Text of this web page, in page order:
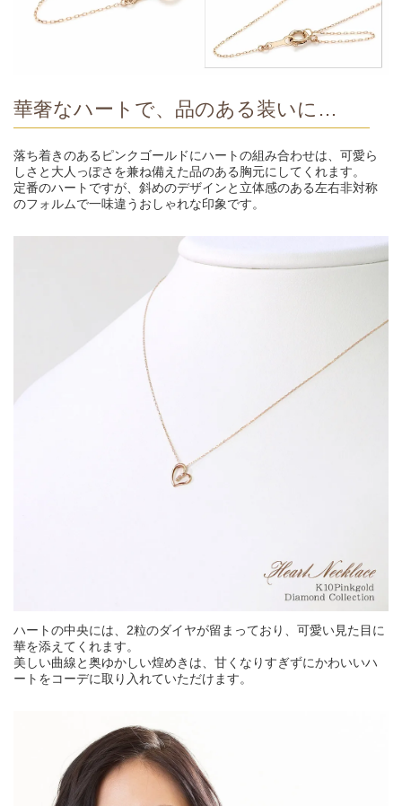
華奢なハートで、品のある装いに…
落ち着きのあるピンクゴールドにハートの組み合わせは、可愛ら
しさと大人っぽさを兼ね備えた品のある胸元にしてくれます。
定番のハートですが、斜めのデザインと立体感のある左右非対称
のフォルムで一味違うおしゃれな印象です。
ハートの中央には、2粒のダイヤが留まっており、可愛い見た目に
華を添えてくれます。
美しい曲線と奥ゆかしい煌めきは、甘くなりすぎずにかわいいハ
ートをコーデに取り入れていただけます。